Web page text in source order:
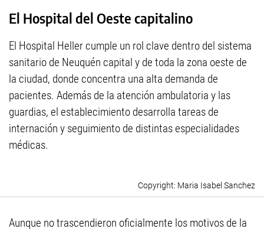
El Hospital del Oeste capitalino
El Hospital Heller cumple un rol clave dentro del sistema
sanitario de Neuquén capital y de toda la zona oeste de
la ciudad, donde concentra una alta demanda de
pacientes. Además de la atención ambulatoria y las
guardias, el establecimiento desarrolla tareas de
internación y seguimiento de distintas especialidades
médicas.
Maria Isabel Sanchez
Aunque no trascendieron oficialmente los motivos de la